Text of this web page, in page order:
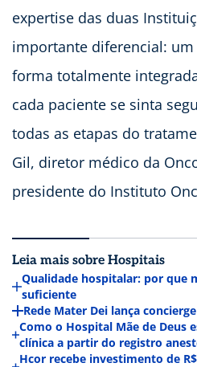
expertise das duas
importante diferencial:
forma totalmente
cada paciente se sinta
todas as etapas do
Gil, diretor médico da
presidente do Instituto
Leia mais sobre Hospitais
Qualidade hospitalar: por que
suficiente
Rede Mater Dei lança
Como o Hospital Mãe de Deus
clínica a partir do registro
Hcor recebe investimento de